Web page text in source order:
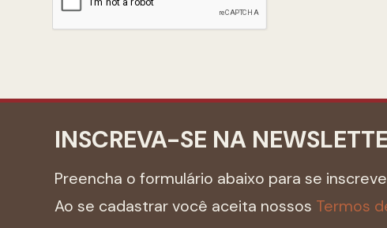
INSCREVA-SE NA
Preencha o formulário abaixo para se
Ao se cadastrar você aceita nossos Termos